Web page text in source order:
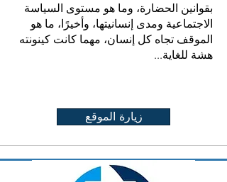
بقوانين الحضارة، وما هو مستوى السياسة
الاجتماعية ومدى إنسانيتها، وأخيرًا، ما هو
الموقف تجاه كل إنسان، مهما كانت كينونته
هشة للغاية...
زيارة الموقع